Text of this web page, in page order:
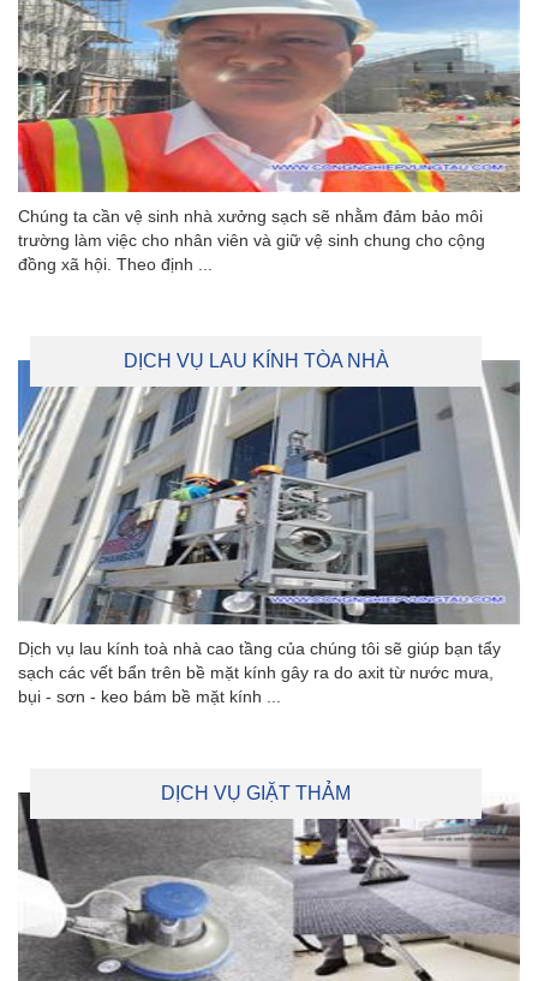
Chúng ta cần vệ sinh nhà xưởng sạch sẽ nhằm đảm bảo môi
trường làm việc cho nhân viên và giữ vệ sinh chung cho cộng
đồng xã hội. Theo định ...
DỊCH VỤ LAU KÍNH TÒA NHÀ
Dịch vụ lau kính toà nhà cao tầng của chúng tôi sẽ giúp bạn tẩy
sạch các vết bẩn trên bề mặt kính gây ra do axit từ nước mưa,
bụi - sơn - keo bám bề mặt kính ...
DỊCH VỤ GIẶT THẢM